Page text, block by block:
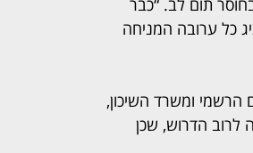
תום לב. “כבר
כל ערובה המניחה
הרשמי ומשרד השיכון,
לרוב הדרוש, שכן